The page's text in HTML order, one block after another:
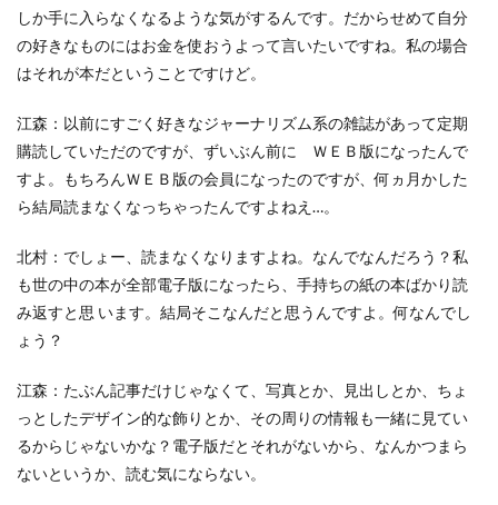
しか手に入らなくなるような気がするんです。だからせめて自分
の好きなものにはお金を使おうよって言いたいですね。私の場合
はそれが本だということですけど。
江森：以前にすごく好きなジャーナリズム系の雑誌があって定期
購読していただのですが、ずいぶん前に ＷＥＢ版になったんで
すよ。もちろんＷＥＢ版の会員になったのですが、何ヵ月かした
ら結局読まなくなっちゃったんですよねえ…。
北村：でしょー、読まなくなりますよね。なんでなんだろう？私
も世の中の本が全部電子版になったら、手持ちの紙の本ばかり読
み返すと思 います。結局そこなんだと思うんですよ。何なんでし
ょう？
江森：たぶん記事だけじゃなくて、写真とか、見出しとか、ちょ
っとしたデザイン的な飾りとか、その周りの情報も一緒に見てい
るからじゃないかな？電子版だとそれがないから、なんかつまら
ないというか、読む気にならない。
サイバー攻撃
サイボウズ
サステナビリティ
サステナビリティ セミナー
サステナビリティオンラインセミナー
サステナビリティレポート
サステナビリティレポートセミナー
サステナビリティレポート作成
サステナビリティレポート作成セミナー
サステナビリティ関連情報開示
サステナブル
サステナブルカレンダー
サステナブルコットン
サステナブル素材
サスレポ
サスレポセミナー
サプライチェーン強化セキュリティ評価制度
サプライチェーン強化に向けたセキュリティ対策評価制度
サプライチェーン排出
サプライチェーン排出量
サプライチェーン調査
サポート詐欺